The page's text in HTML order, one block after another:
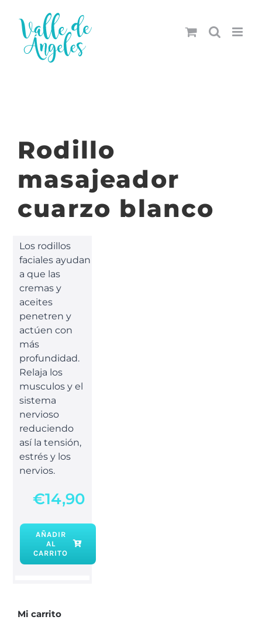
contenido
Rodillo
masajeador
cuarzo blanco
Los rodillos
faciales ayudan
a que las
cremas y
aceites
penetren y
actúen con
más
profundidad.
Relaja los
musculos y el
sistema
nervioso
reduciendo
así la tensión,
estrés y los
nervios.
€14,90
Rodillo
masajeador
AÑADIR
AL
CARRITO
Mi carrito